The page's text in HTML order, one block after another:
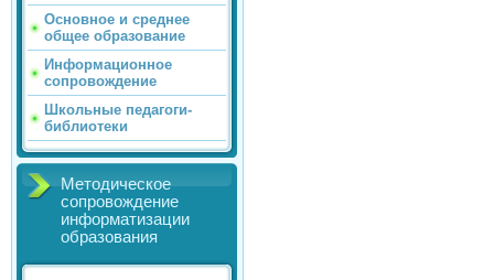
Основное и среднее
общее образование
Информационное
сопровождение
Школьные педагоги-
библиотеки
Методическое
сопровождение
информатизации
образования